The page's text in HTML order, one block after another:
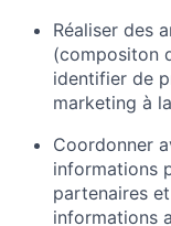
Réaliser des
(compositon
identifier de
marketing à
Coordonner
informations
partenaires
informations